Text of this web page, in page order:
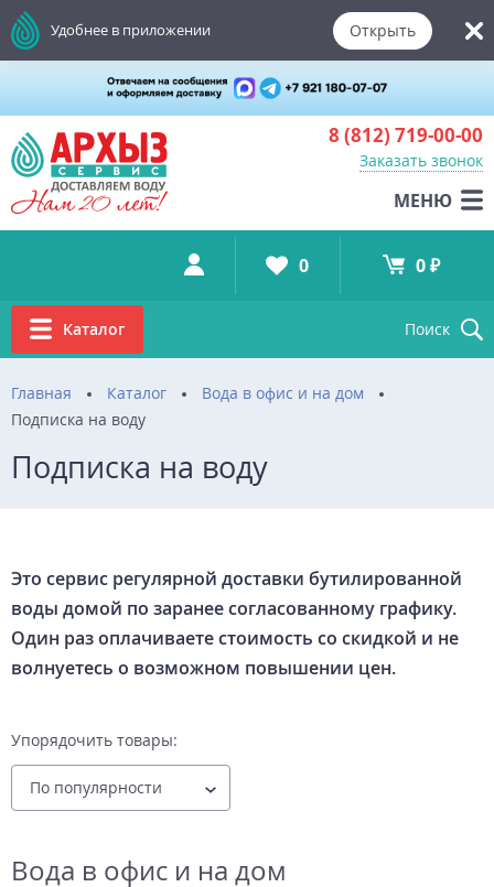
8 (812) 719-00-00
Заказать звонок
МЕНЮ
Удобнее в приложении Открыть
Каталог Поиск
0 0 ₽
Главная Каталог
Вода в офис и на дом
Подписка на воду
Подписка на воду
Это сервис регулярной доставки бутилированной
воды домой по заранее согласованному графику.
Один раз оплачиваете стоимость со скидкой и не
волнуетесь о возможном повышении цен.
Упорядочить товары:
Вода в офис и на дом